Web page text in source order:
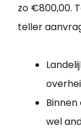
zo €800,00.
teller
wel